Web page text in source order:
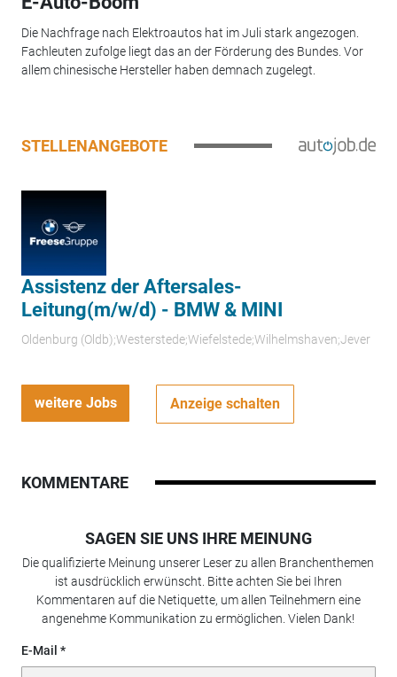
Die Nachfrage nach Elektroautos hat im Juli stark angezogen.
Fachleuten zufolge liegt das an der Förderung des Bundes. Vor
allem chinesische Hersteller haben demnach zugelegt.
STELLENANGEBOTE
Assistenz der Aftersales-
Leitung(m/w/d) - BMW & MINI
Oldenburg (Oldb);Westerstede;Wiefelstede;Wilhelmshaven;Jever
weitere Jobs Anzeige schalten
KOMMENTARE
SAGEN SIE UNS IHRE MEINUNG
Die qualifizierte Meinung unserer Leser zu allen Branchenthemen
ist ausdrücklich erwünscht. Bitte achten Sie bei Ihren
Kommentaren auf die Netiquette, um allen Teilnehmern eine
angenehme Kommunikation zu ermöglichen. Vielen Dank!
E-Mail